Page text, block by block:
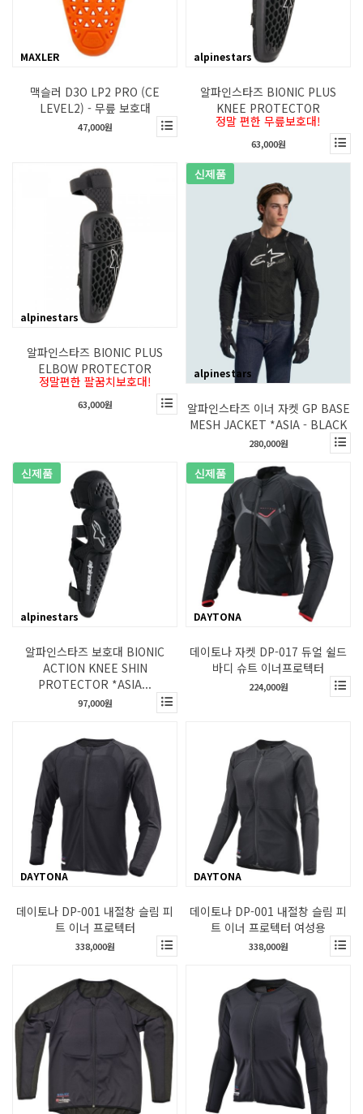
MAXLER
맥슬러 D3O LP2 PRO (CE
LEVEL2) - 무릎 보호대
47,000원
alpinestars
알파인스타즈 BIONIC PLUS
KNEE PROTECTOR
정말 편한 무릎보호대!
63,000원
alpinestars
알파인스타즈 BIONIC PLUS
ELBOW PROTECTOR
정말편한 팔꿈치보호대!
63,000원
신제품
alpinestars
알파인스타즈 이너 자켓 GP BASE
MESH JACKET *ASIA - BLACK
280,000원
신제품
alpinestars
알파인스타즈 보호대 BIONIC
ACTION KNEE SHIN
PROTECTOR *ASIA...
97,000원
신제품
DAYTONA
데이토나 자켓 DP-017 듀얼 쉴드
바디 슈트 이너프로텍터
224,000원
DAYTONA
데이토나 DP-001 내절창 슬림 피
트 이너 프로텍터
338,000원
DAYTONA
데이토나 DP-001 내절창 슬림 피
트 이너 프로텍터 여성용
338,000원